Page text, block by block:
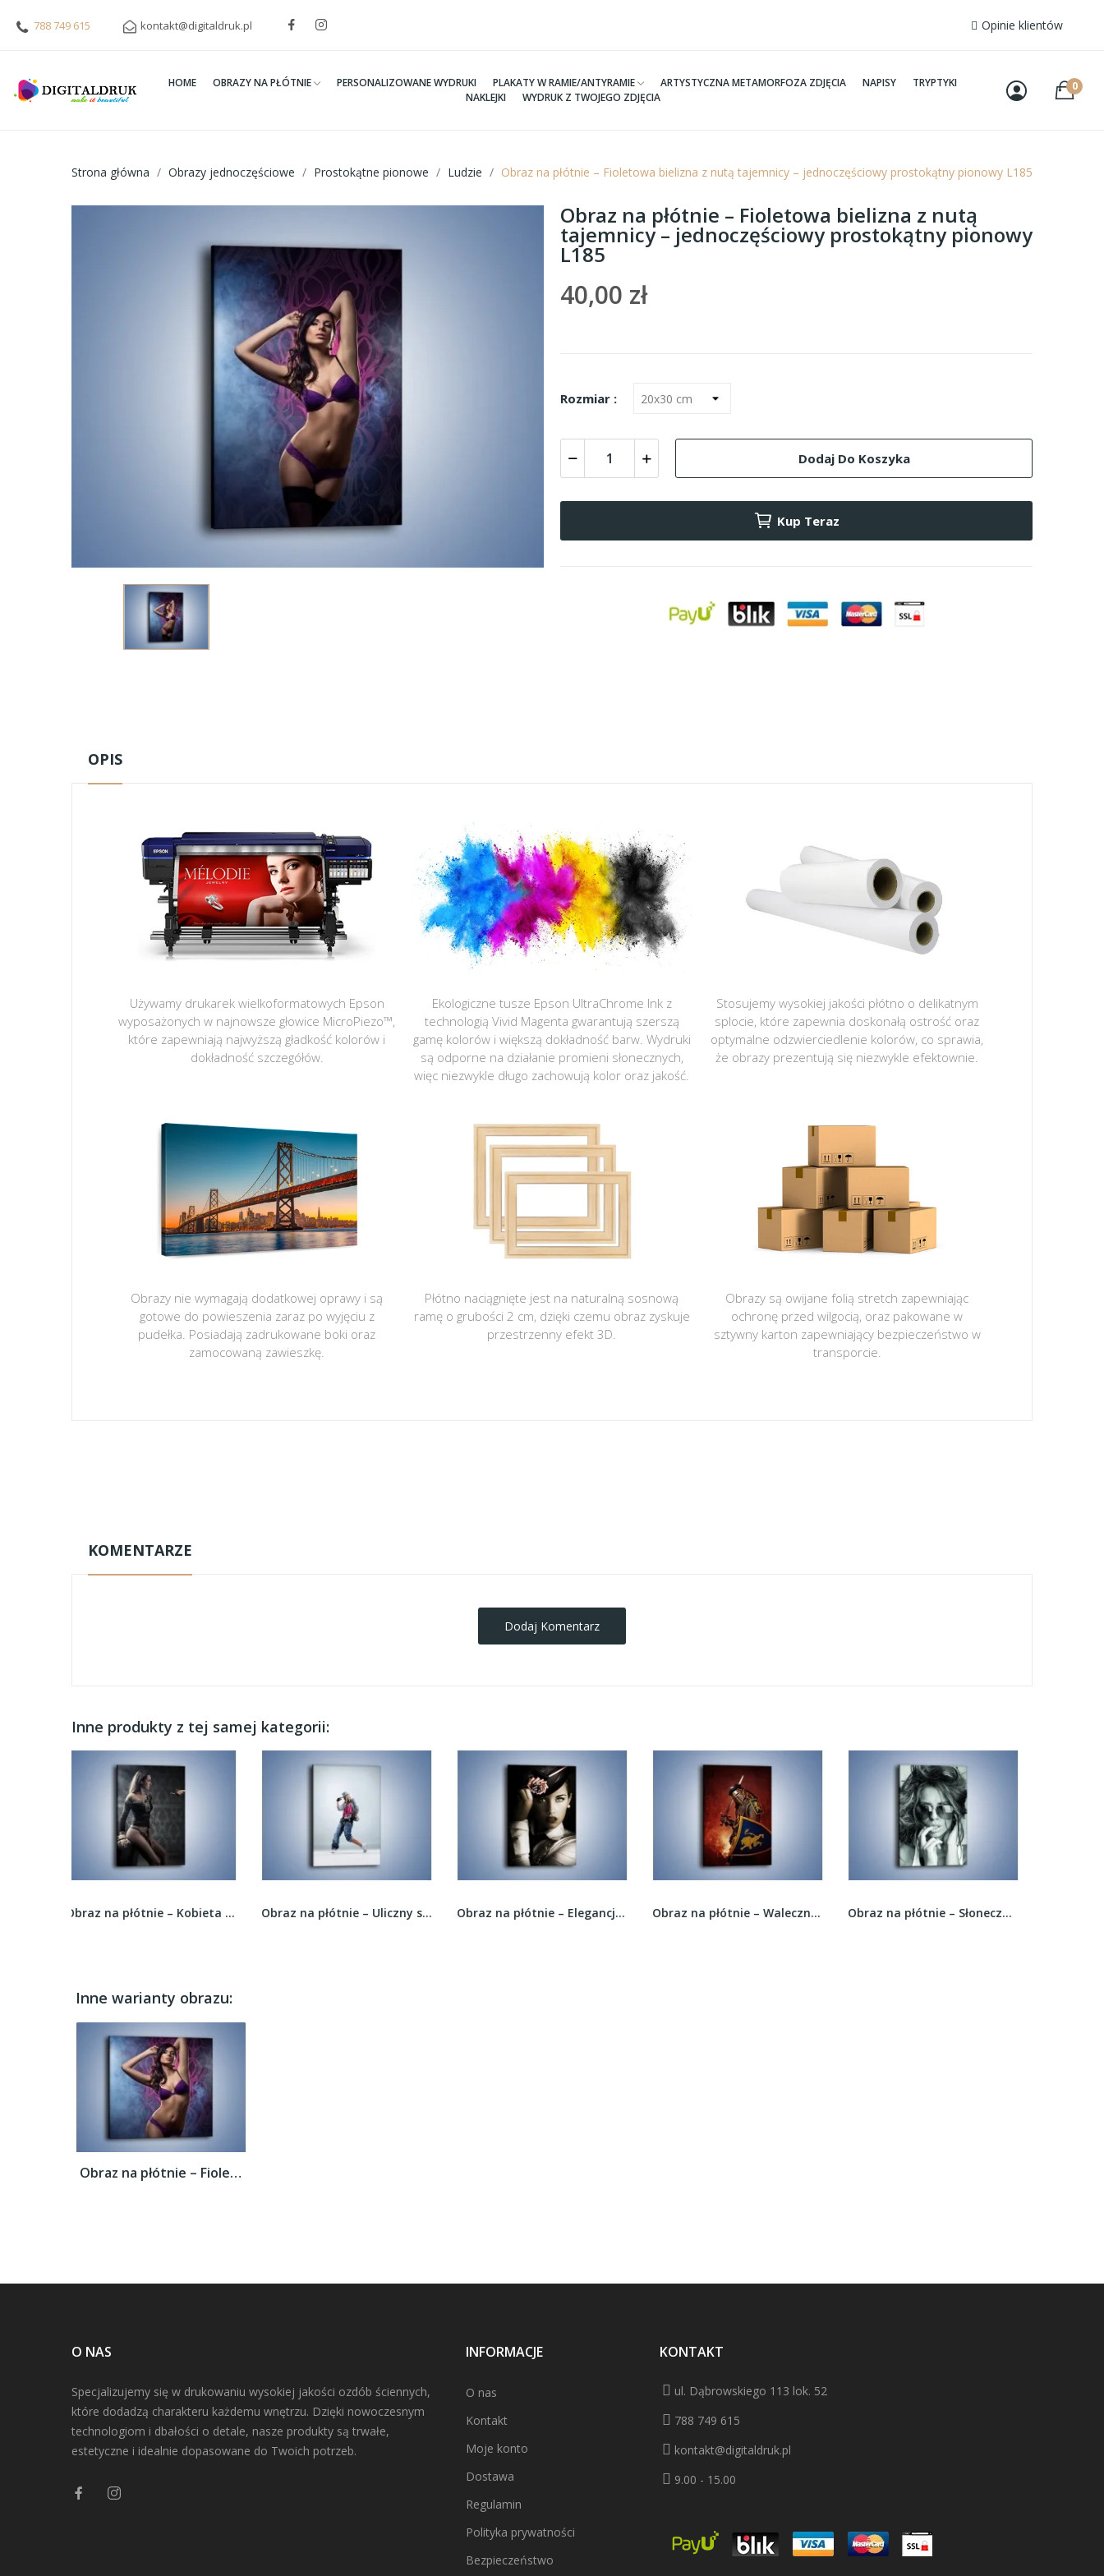
788 749 615 kontakt@digitaldruk.pl Opinie klientów
HOME OBRAZY NA PŁÓTNIE PERSONALIZOWANE WYDRUKI PLAKATY W RAMIE/ANTYRAMIE ARTYSTYCZNA METAMORFOZA ZDJĘCIA NAPISY
TRYPTYKI
NAKLEJKI
WYDRUK Z TWOJEGO ZDJĘCIA
0
Strona główna Obrazy jednoczęściowe Prostokątne pionowe Ludzie Obraz na płótnie – Fioletowa bielizna z nutą tajemnicy – jednoczęściowy prostokątny pionowy L185
Obraz na płótnie – Fioletowa bielizna z nutą
tajemnicy – jednoczęściowy prostokątny pionowy
L185
40,00 zł
Rozmiar :
Dodaj Do Koszyka
Kup Teraz
OPIS
Używamy drukarek wielkoformatowych Epson
wyposażonych w najnowsze głowice MicroPiezo™,
które zapewniają najwyższą gładkość kolorów i
dokładność szczegółów.
Ekologiczne tusze Epson UltraChrome Ink z
technologią Vivid Magenta gwarantują szerszą
gamę kolorów i większą dokładność barw. Wydruki
są odporne na działanie promieni słonecznych,
więc niezwykle długo zachowują kolor oraz jakość.
Stosujemy wysokiej jakości płótno o delikatnym
splocie, które zapewnia doskonałą ostrość oraz
optymalne odzwierciedlenie kolorów, co sprawia,
że obrazy prezentują się niezwykle efektownie.
Obrazy nie wymagają dodatkowej oprawy i są
gotowe do powieszenia zaraz po wyjęciu z
pudełka. Posiadają zadrukowane boki oraz
zamocowaną zawieszkę.
Płótno naciągnięte jest na naturalną sosnową
ramę o grubości 2 cm, dzięki czemu obraz zyskuje
przestrzenny efekt 3D.
Obrazy są owijane folią stretch zapewniając
ochronę przed wilgocią, oraz pakowane w
sztywny karton zapewniający bezpieczeństwo w
transporcie.
KOMENTARZE
Dodaj Komentarz
Inne produkty z tej samej kategorii:
Obraz na płótnie – Elegancja i szyk –... Obraz na płótnie – Słoneczna kalifornijska...
Inne warianty obrazu:
Obraz na płótnie – Fioletowa bielizna z...
O NAS
Specjalizujemy się w drukowaniu wysokiej jakości ozdób ściennych,
które dodadzą charakteru każdemu wnętrzu. Dzięki nowoczesnym
technologiom i dbałości o detale, nasze produkty są trwałe,
estetyczne i idealnie dopasowane do Twoich potrzeb.
INFORMACJE
O nas
Kontakt
Moje konto
Dostawa
Regulamin
Polityka prywatności
Bezpieczeństwo
KONTAKT
ul. Dąbrowskiego 113 lok. 52
788 749 615
kontakt@digitaldruk.pl
9.00 - 15.00